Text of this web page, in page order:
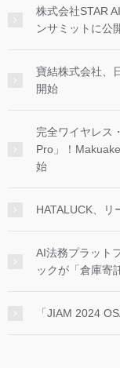
株式会社STAR
ンサミットに公
寶結株式会社、
開始
完全ワイヤレス
Pro」！
始
HATALUCK、
AI法務プラット
ックが「倉庫寄
「JIAM 2024